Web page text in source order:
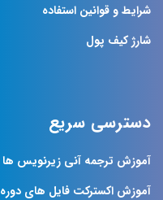
شرایط و قوانین استفاده
شارژ کیف پول
دسترسی سریع
آموزش ترجمه آنی زیرنویس ها
آموزش اکسترکت فایل های دوره